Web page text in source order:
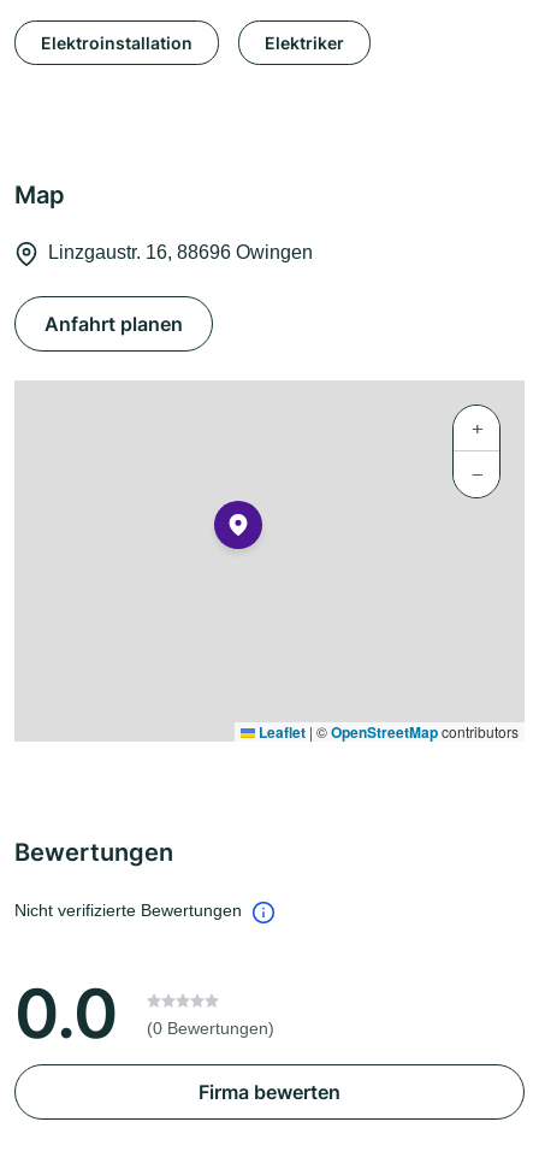
Elektroinstallation Elektriker
Map
Linzgaustr. 16, 88696 Owingen
Anfahrt planen
+
−
Leaflet | ©OpenStreetMapcontributors
Bewertungen
Nicht verifizierte Bewertungen
0.0 (0 Bewertungen)
Firma bewerten